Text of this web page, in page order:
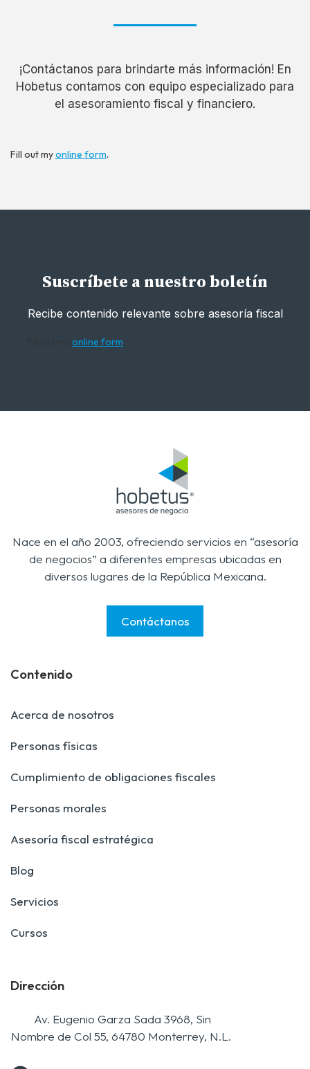
¡Contáctanos para brindarte más información! En
Hobetus contamos con equipo especializado para
el asesoramiento fiscal y financiero.
Fill out myonline form.
Suscríbete a nuestro boletín
Recibe contenido relevante sobre asesoría fiscal
online form
Nace en el año 2003, ofreciendo servicios en “asesoría
de negocios” a diferentes empresas ubicadas en
diversos lugares de la República Mexicana.
Contáctanos
Contenido
Acerca de nosotros
Personas físicas
Cumplimiento de obligaciones fiscales
Personas morales
Asesoría fiscal estratégica
Blog
Servicios
Cursos
Dirección
Av. Eugenio Garza Sada 3968, Sin
Nombre de Col 55, 64780 Monterrey, N.L.